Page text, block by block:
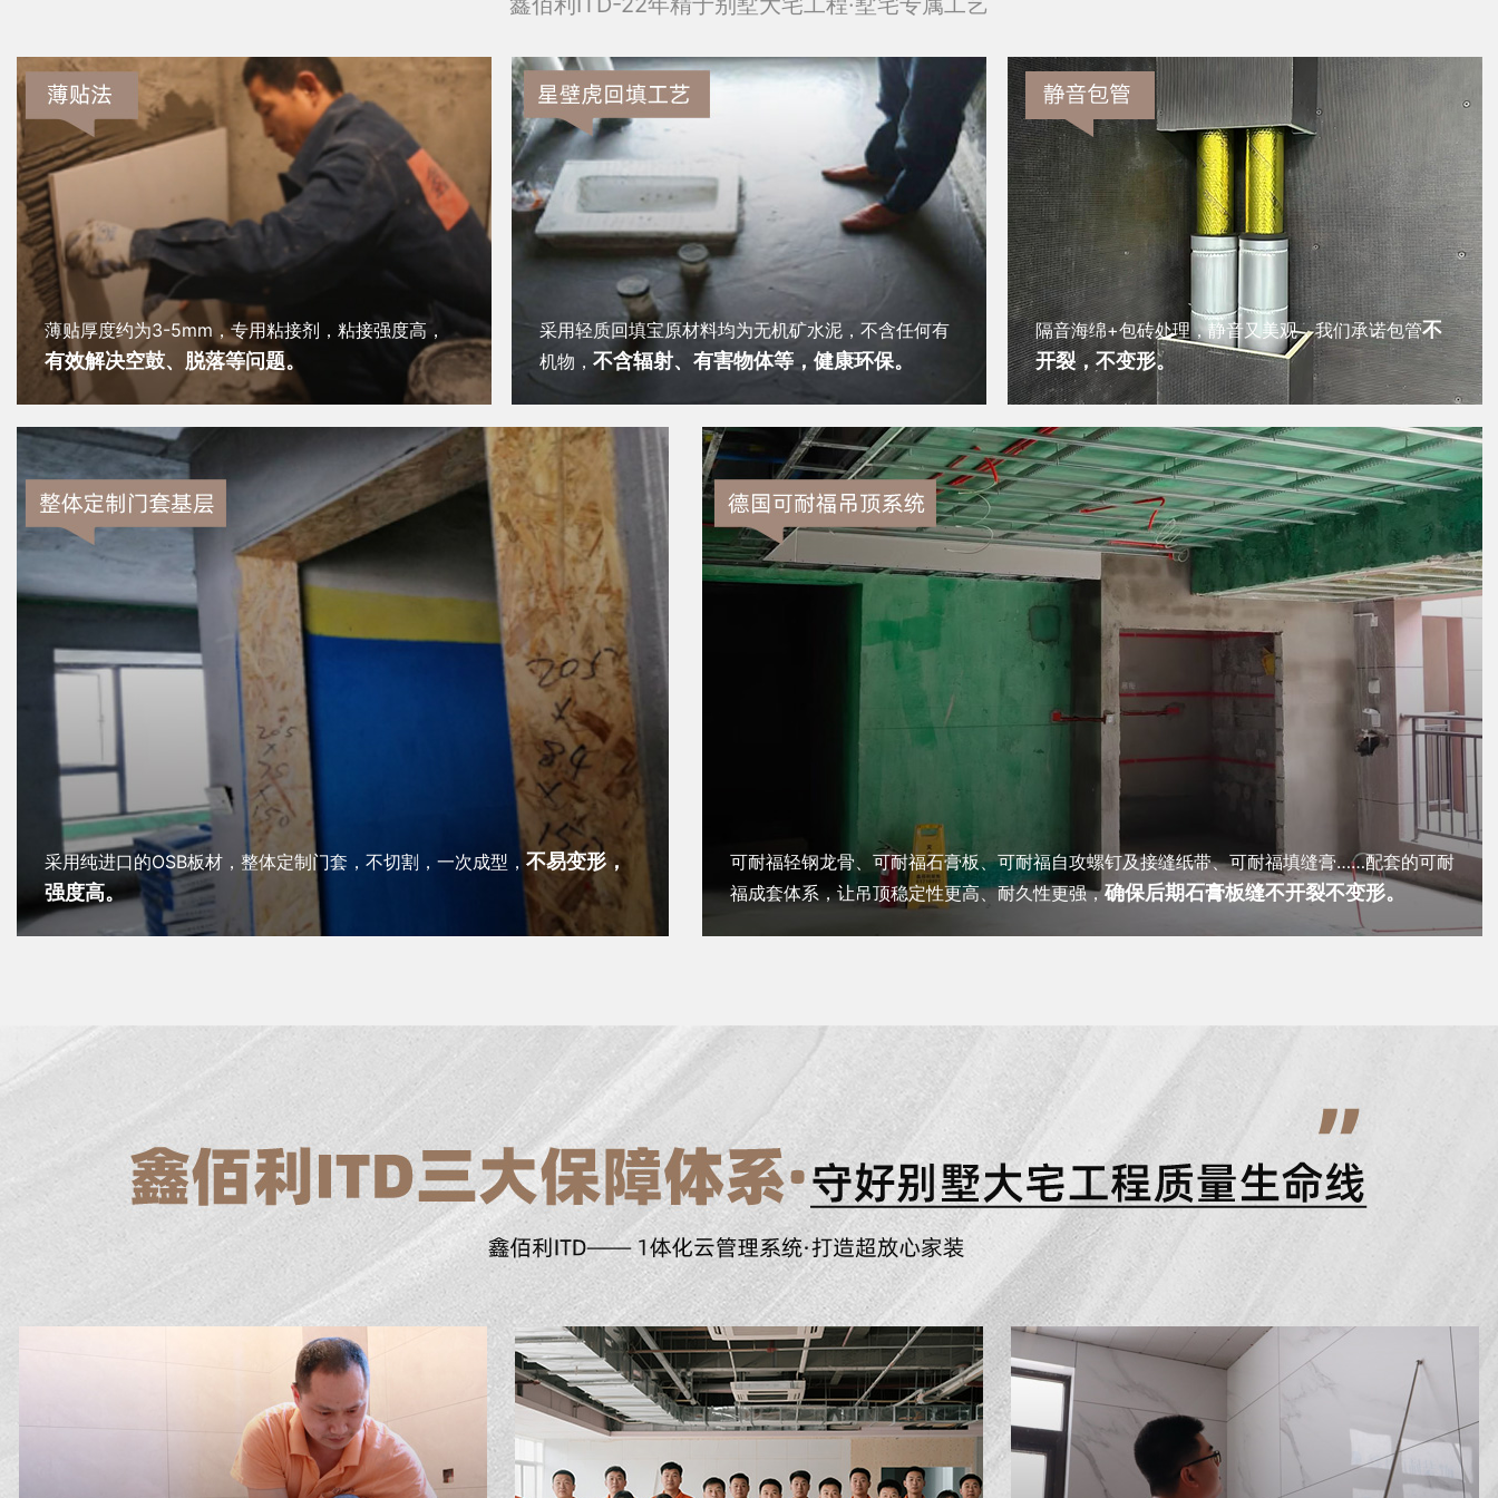
薄贴厚度约为3-5mm，专用粘接剂，粘接强度高，
有效解决空鼓、脱落等问题。
采用轻质回填宝原材料均为无机矿水泥，不含任何有
机物， 不含辐射、有害物体等，健康环保。
隔音海绵+包砖处理，静音又美观，我们承诺包管不
开裂，不变形。
采用纯进口的OSB板材，整体定制门套，不切割，一次成型， 不易变形，
强度高。
可耐福轻钢龙骨、可耐福石膏板、可耐福自攻螺钉及接缝纸带、可耐福填缝膏……配套的可耐
福成套体系，让吊顶稳定性更高、耐久性更强，确保后期石膏板缝不开裂不变形。